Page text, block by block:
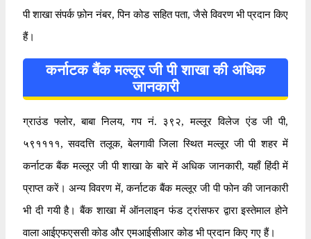
पी शाखा संपर्क फ़ोन नंबर, पिन कोड सहित पता, जैसे विवरण भी प्रदान किए
हैं।
कर्नाटक बैंक मल्लूर जी पी शाखा की अधिक
जानकारी
ग्राउंड फ्लोर, बाबा निलय, गप नं. ३९२, मल्लूर विलेज एंड जी पी,
५९११११, सवदत्ति तलूक, बेलगावी जिला स्थित मल्लूर जी पी शहर में
कर्नाटक बैंक मल्लूर जी पी शाखा के बारे में अधिक जानकारी, यहाँ हिंदी में
प्राप्त करें। अन्य विवरण में, कर्नाटक बैंक मल्लूर जी पी फोन की जानकारी
भी दी गयी है। बैंक शाखा में ऑनलाइन फंड ट्रांसफर द्वारा इस्तेमाल होने
वाला आईएफएससी कोड और एमआईसीआर कोड भी प्रदान किए गए हैं।